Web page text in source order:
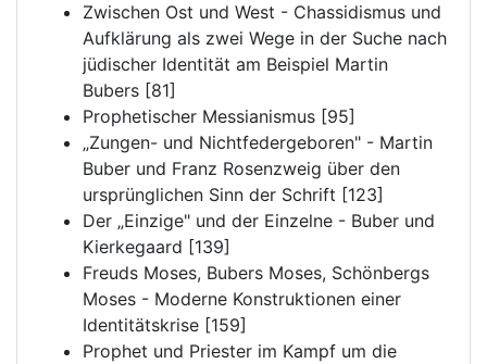
Zwischen Ost und West - Chassidismus und
Aufklärung als zwei Wege in der Suche nach
jüdischer Identität am Beispiel Martin
Bubers [81]
Prophetischer Messianismus [95]
„Zungen- und Nichtfedergeboren" - Martin
Buber und Franz Rosenzweig über den
ursprünglichen Sinn der Schrift [123]
Der „Einzige" und der Einzelne - Buber und
Kierkegaard [139]
Freuds Moses, Bubers Moses, Schönbergs
Moses - Moderne Konstruktionen einer
Identitätskrise [159]
Prophet und Priester im Kampf um die